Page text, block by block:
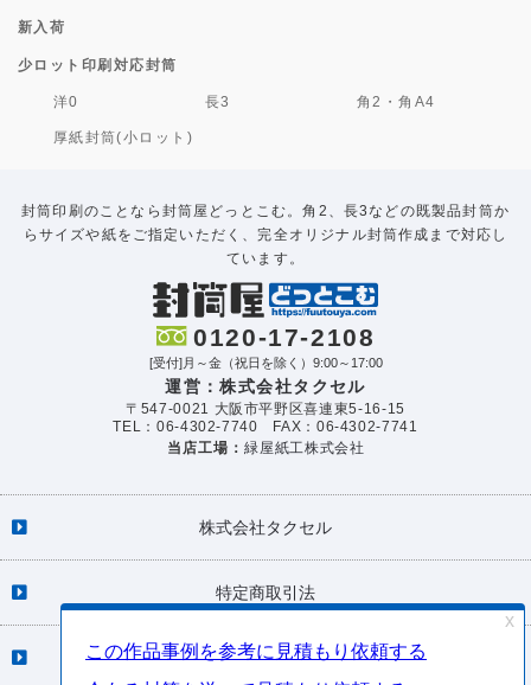
新入荷
少ロット印刷対応封筒
洋0 長3 角2・角A4
厚紙封筒(小ロット)
封筒印刷のことなら封筒屋どっとこむ。角2、長3などの既製品封筒か
らサイズや紙をご指定いただく、完全オリジナル封筒作成まで対応し
ています。
0120-17-2108
[受付]月～金（祝日を除く）9:00～17:00
運営：株式会社タクセル
〒547-0021 大阪市平野区喜連東5-16-15
TEL：06-4302-7740 FAX：06-4302-7741
当店工場：緑屋紙工株式会社
株式会社タクセル
特定商取引法
個人情報保護方針